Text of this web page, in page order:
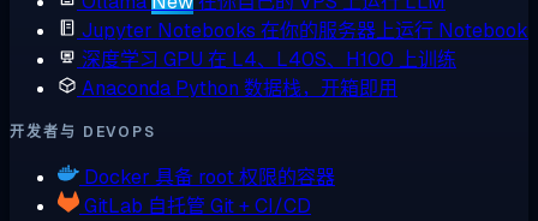
Jupyter Notebooks 在你的服务器上运行 Notebook
深度学习 GPU 在 L4、L40S、H100 上训练
Anaconda Python 数据栈，开箱即用
开发者与 DEVOPS
Docker 具备 root 权限的容器
GitLab 自托管 Git + CI/CD